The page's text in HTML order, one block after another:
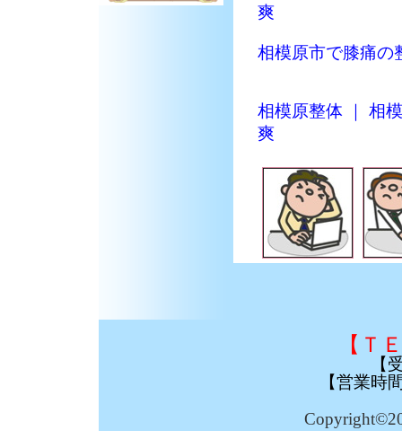
爽
相模原市で膝痛の
相模原整体 ｜ 相
爽
【Ｔ
【
【営業時